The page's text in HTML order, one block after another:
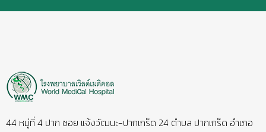
44 หมู่ที่ 4 ปาก ซอย แจ้งวัฒนะ-ปากเกร็ด 24 ตำบล ปากเกร็ด อำเภอ